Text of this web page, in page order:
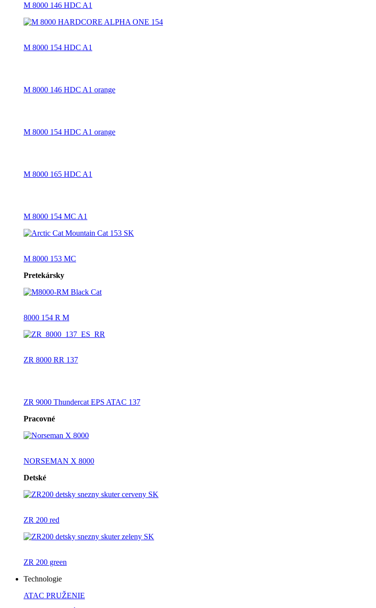
M 8000 146 HDC A1
M 8000 154 HDC A1
M 8000 146 HDC A1 orange
M 8000 154 HDC A1 orange
M 8000 165 HDC A1
M 8000 154 MC A1
M 8000 153 MC
Pretekársky
8000 154 R M
ZR 8000 RR 137
ZR 9000 Thundercat EPS ATAC 137
Pracovné
NORSEMAN X 8000
Detské
ZR 200 red
ZR 200 green
Technologie
ATAC PRUŽENIE